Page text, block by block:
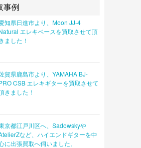
事例
知県日進市より、Moon JJ-4
エレキベースを買取させて頂
きました！
賀県鹿島市より、YAMAHA BJ-
CSB エレキギターを買取させて
きました！
京都江戸川区へ、Sadowskyや
など、ハイエンドギターを中
に出張買取へ伺いました。